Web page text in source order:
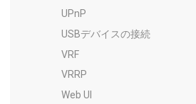
UPnP
USBデバイスの接続
VRF
VRRP
Web UI